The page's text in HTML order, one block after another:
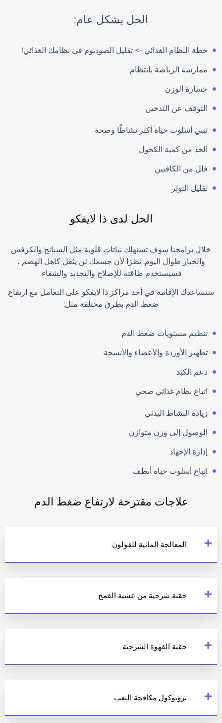
الحل بشكل عام:
خطة النظام الغذائي -> تقليل الصوديوم في نظامك الغذائي!
ممارسة الرياضة بانتظام
خسارة الوزن
التوقف عن التدخين
تبني أسلوب حياة أكثر نشاطًا وصحة
الحد من كمية الكحول
قلل من الكافيين
تقليل التوتر
الحل لدى ذا لايفكو
خلال برامجنا سوف تستهلك نباتات قلوية مثل السبانخ والكرفس
والخيار طوال اليوم. نظرًا لأن جسمك لن يثقل كاهل الهضم ،
فسيستخدم طاقته للإصلاح والتجديد والشفاء.
الإقامة في أحد مراكز ذا لايفكو على التعامل مع ارتفاع
ضغط الدم بطرق مختلفة مثل:
تنظيم مستويات ضغط الدم
تطهير الأوردة والأعضاء والأنسجة
دعم الكبد
اتباع نظام غذائي صحي
زيادة النشاط البدني
الوصول إلى وزن متوازن
إدارة الإجهاد
اتباع أسلوب حياة أنظف
علاجات مقترحة لارتفاع ضغط الدم
المعالجة المائية للقولون
حقنة شرجية من عشبة القمح
حقنة القهوة الشرجية
بروتوكول مكافحة التعب